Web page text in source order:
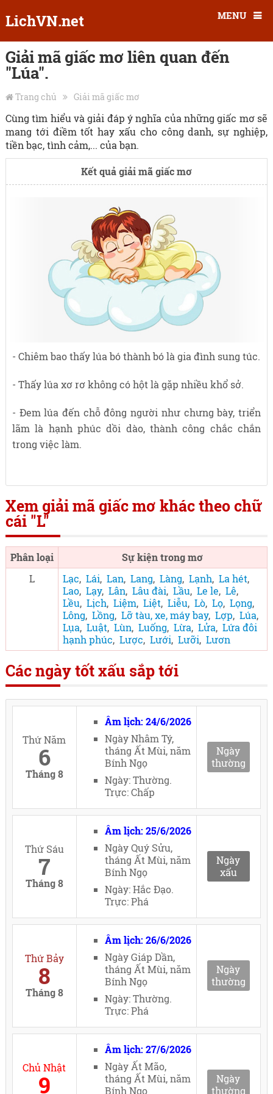
LichVN.net MENU
Giải mã giấc mơ liên quan đến
"Lúa".
Trang chủ Giải mã giấc mơ
Cùng tìm hiểu và giải đáp ý nghĩa của những giấc mơ sẽ
mang tới điềm tốt hay xấu cho công danh, sự nghiệp,
tiền bạc, tình cảm,... của bạn.
Kết quả giải mã giấc mơ
- Chiêm bao thấy lúa bó thành bó là gia đình sung túc.
- Thấy lúa xơ rơ không có hột là gặp nhiều khổ sở.
- Đem lúa đến chỗ đông người như chưng bày, triển
lãm là hạnh phúc dồi dào, thành công chắc chắn
trong việc làm.
Xem giải mã giấc mơ khác theo chữ
cái "L"
Phân loại
Sự kiện trong mơ
L
Lạc, Lái, Lan, Lang, Làng, Lạnh, La hét,
Lao, Lạy, Lân, Lâu đài, Lầu, Le le, Lê,
Lều, Lịch, Liệm, Liệt, Liễu, Lò, Lọ, Lọng,
Lông, Lồng, Lỡ tàu, xe, máy bay, Lợp, Lúa,
Lụa, Luật, Lùn, Luống, Lừa, Lửa, Lứa đôi
hạnh phúc, Lược, Lưới, Lưỡi, Lươn
Các ngày tốt xấu sắp tới
Thứ Năm
6
Tháng 8
Âm lịch: 24/6/2026
Ngày Nhâm Tý,
tháng Ất Mùi, năm
Bính Ngọ
Ngày: Thường.
Trực: Chấp
Ngày
thường
Thứ Sáu
7
Tháng 8
Âm lịch: 25/6/2026
Ngày Quý Sửu,
tháng Ất Mùi, năm
Bính Ngọ
Ngày: Hắc Đạo.
Trực: Phá
Ngày
xấu
Thứ Bảy
8
Tháng 8
Âm lịch: 26/6/2026
Ngày Giáp Dần,
tháng Ất Mùi, năm
Bính Ngọ
Ngày: Thường.
Trực: Phá
Ngày
thường
Chủ Nhật
9
Âm lịch: 27/6/2026
Ngày Ất Mão,
tháng Ất Mùi, năm
Bính Ngọ
Ngày
thường